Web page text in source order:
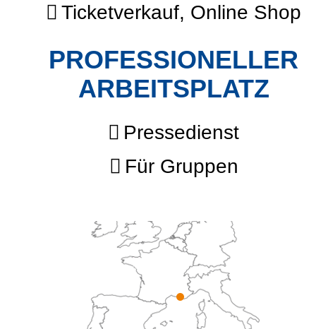
Ticketverkauf, Online Shop
PROFESSIONELLER
ARBEITSPLATZ
Pressedienst
Für Gruppen